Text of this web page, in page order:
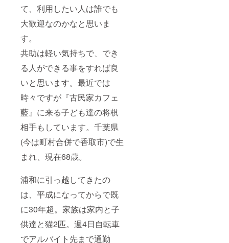
て、利用したい人は誰でも
大歓迎なのかなと思いま
す。
共助は軽い気持ちで、でき
る人ができる事をすれば良
いと思います。最近では
時々ですが『古民家カフェ
藍』に来る子ども達の将棋
相手もしています。千葉県
(今は町村合併で香取市)で生
まれ、現在68歳。
浦和に引っ越してきたの
は、平成になってからで既
に30年超。家族は家内と子
供達と猫2匹。週4日自転車
でアルバイト先まで通勤